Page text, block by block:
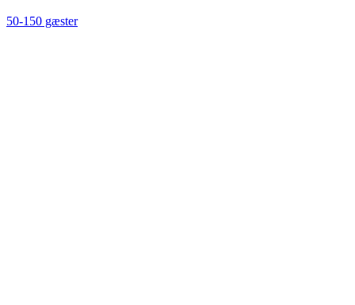
50-150 gæster